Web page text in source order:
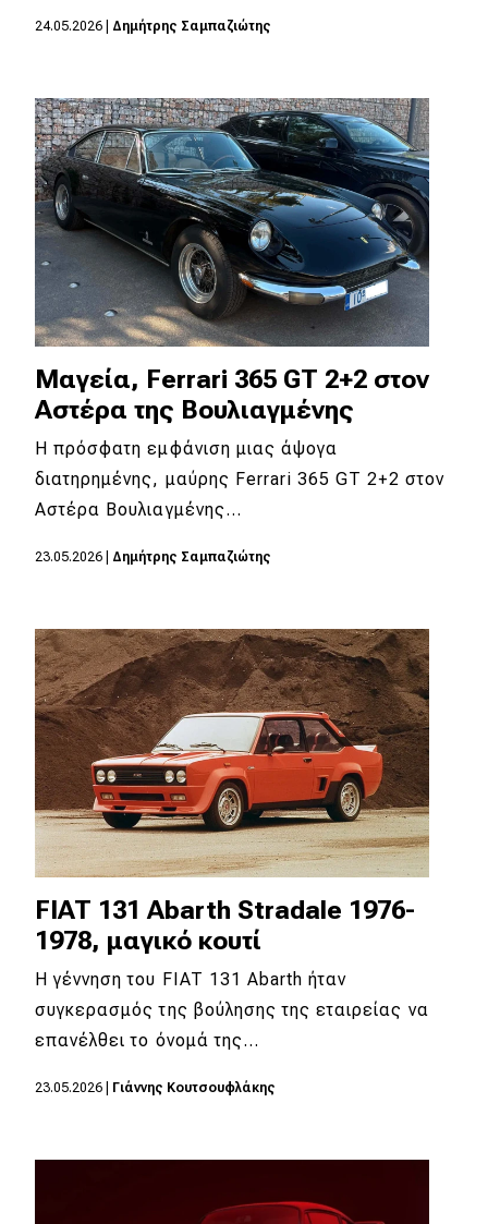
24.05.2026 Δημήτρης Σαμπαζιώτης
Μαγεία, Ferrari 365 GT 2+2 στον
Αστέρα της Βουλιαγμένης
Η πρόσφατη εμφάνιση μιας άψογα
διατηρημένης, μαύρης Ferrari 365 GT 2+2 στον
Αστέρα Βουλιαγμένης…
23.05.2026 Δημήτρης Σαμπαζιώτης
FIAT 131 Abarth Stradale 1976-
1978, μαγικό κουτί
Η γέννηση του FIAT 131 Abarth ήταν
συγκερασμός της βούλησης της εταιρείας να
επανέλθει το όνομά της…
23.05.2026 Γιάννης Κουτσουφλάκης